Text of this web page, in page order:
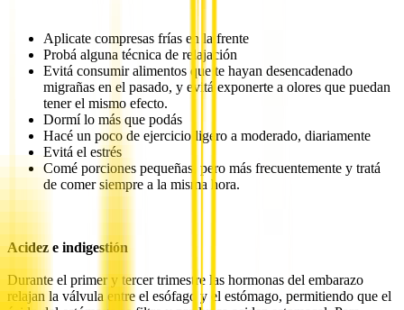
Aplicate compresas frías en la frente
Probá alguna técnica de relajación
Evitá consumir alimentos que te hayan desencadenado
migrañas en el pasado, y evitá exponerte a olores que puedan
tener el mismo efecto.
Dormí lo más que podás
Hacé un poco de ejercicio ligero a moderado, diariamente
Evitá el estrés
Comé porciones pequeñas, pero más frecuentemente y tratá
de comer siempre a la misma hora.
Acidez e indigestión
Durante el primer y tercer trimestre las hormonas del embarazo
relajan la válvula entre el esófago y el estómago, permitiendo que el